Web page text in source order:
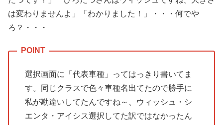
は変わりませんよ」「わかりました！」・・・何でや
ろ？・・・
選択画面に「代表車種」ってはっきり書いてま
す。同じクラスで色々車種名出てたので勝手に
私が勘違いしてたんですね～、ウィッシュ・シ
エンタ・アイシス選択してた訳ではなかったん